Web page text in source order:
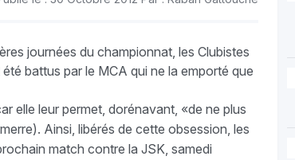
journées du championnat, les Clubistes
battus par le MCA qui ne la emporté que
elle leur permet, dorénavant, «de ne plus
Ainsi, libérés de cette obsession, les
match contre la JSK, samedi